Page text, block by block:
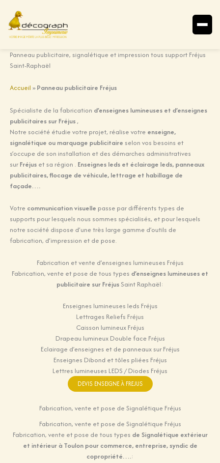
AllerPanneau publicitaire, signalétique et impression tous support Fréjus
Saint-Raphaël
Accueil » Panneau publicitaire Fréjus
Spécialiste de la fabrication d’enseignes lumineuses et d’enseignes
publicitaires sur Fréjus,
Notre société étudie votre projet, réalise votre enseigne,
signalétique ou marquage publicitaire selon vos besoins et
s’occupe de son installation et des démarches administratives
sur Fréjus et sa région . Enseignes leds et éclairage leds, panneaux
publicitaires, flocage de véhicule, lettrage et habillage de
façade….
Votre communication visuelle passe par différents types de
supports pour lesquels nous sommes spécialisés, et pour lesquels
notre société dispose d’une très large gamme d’outils de
fabrication, d’impression et de pose.
Fabrication et vente d’enseignes lumineuses Fréjus
Fabrication, vente et pose de tous types d’enseignes lumineuses et
publicitaire sur FréjusSaint Raphaël:
Enseignes lumineuses leds Fréjus
Lettrages Reliefs Fréjus
Caisson lumineux Fréjus
Drapeau lumineux Double face Fréjus
Eclairage d’enseignes et de panneaux sur Fréjus
Enseignes Dibond et tôles pliées Fréjus
Lettres lumineuses LEDS / Diodes Fréjus
DEVIS ENSEIGNE À FREJUS
Fabrication, vente et pose de Signalétique Fréjus
Fabrication, vente et pose de Signalétique Fréjus
Fabrication, vente et pose de tous types de Signalétique extérieur
et intérieur à Toulon pour commerce, entreprise, syndic de
copropriété….: